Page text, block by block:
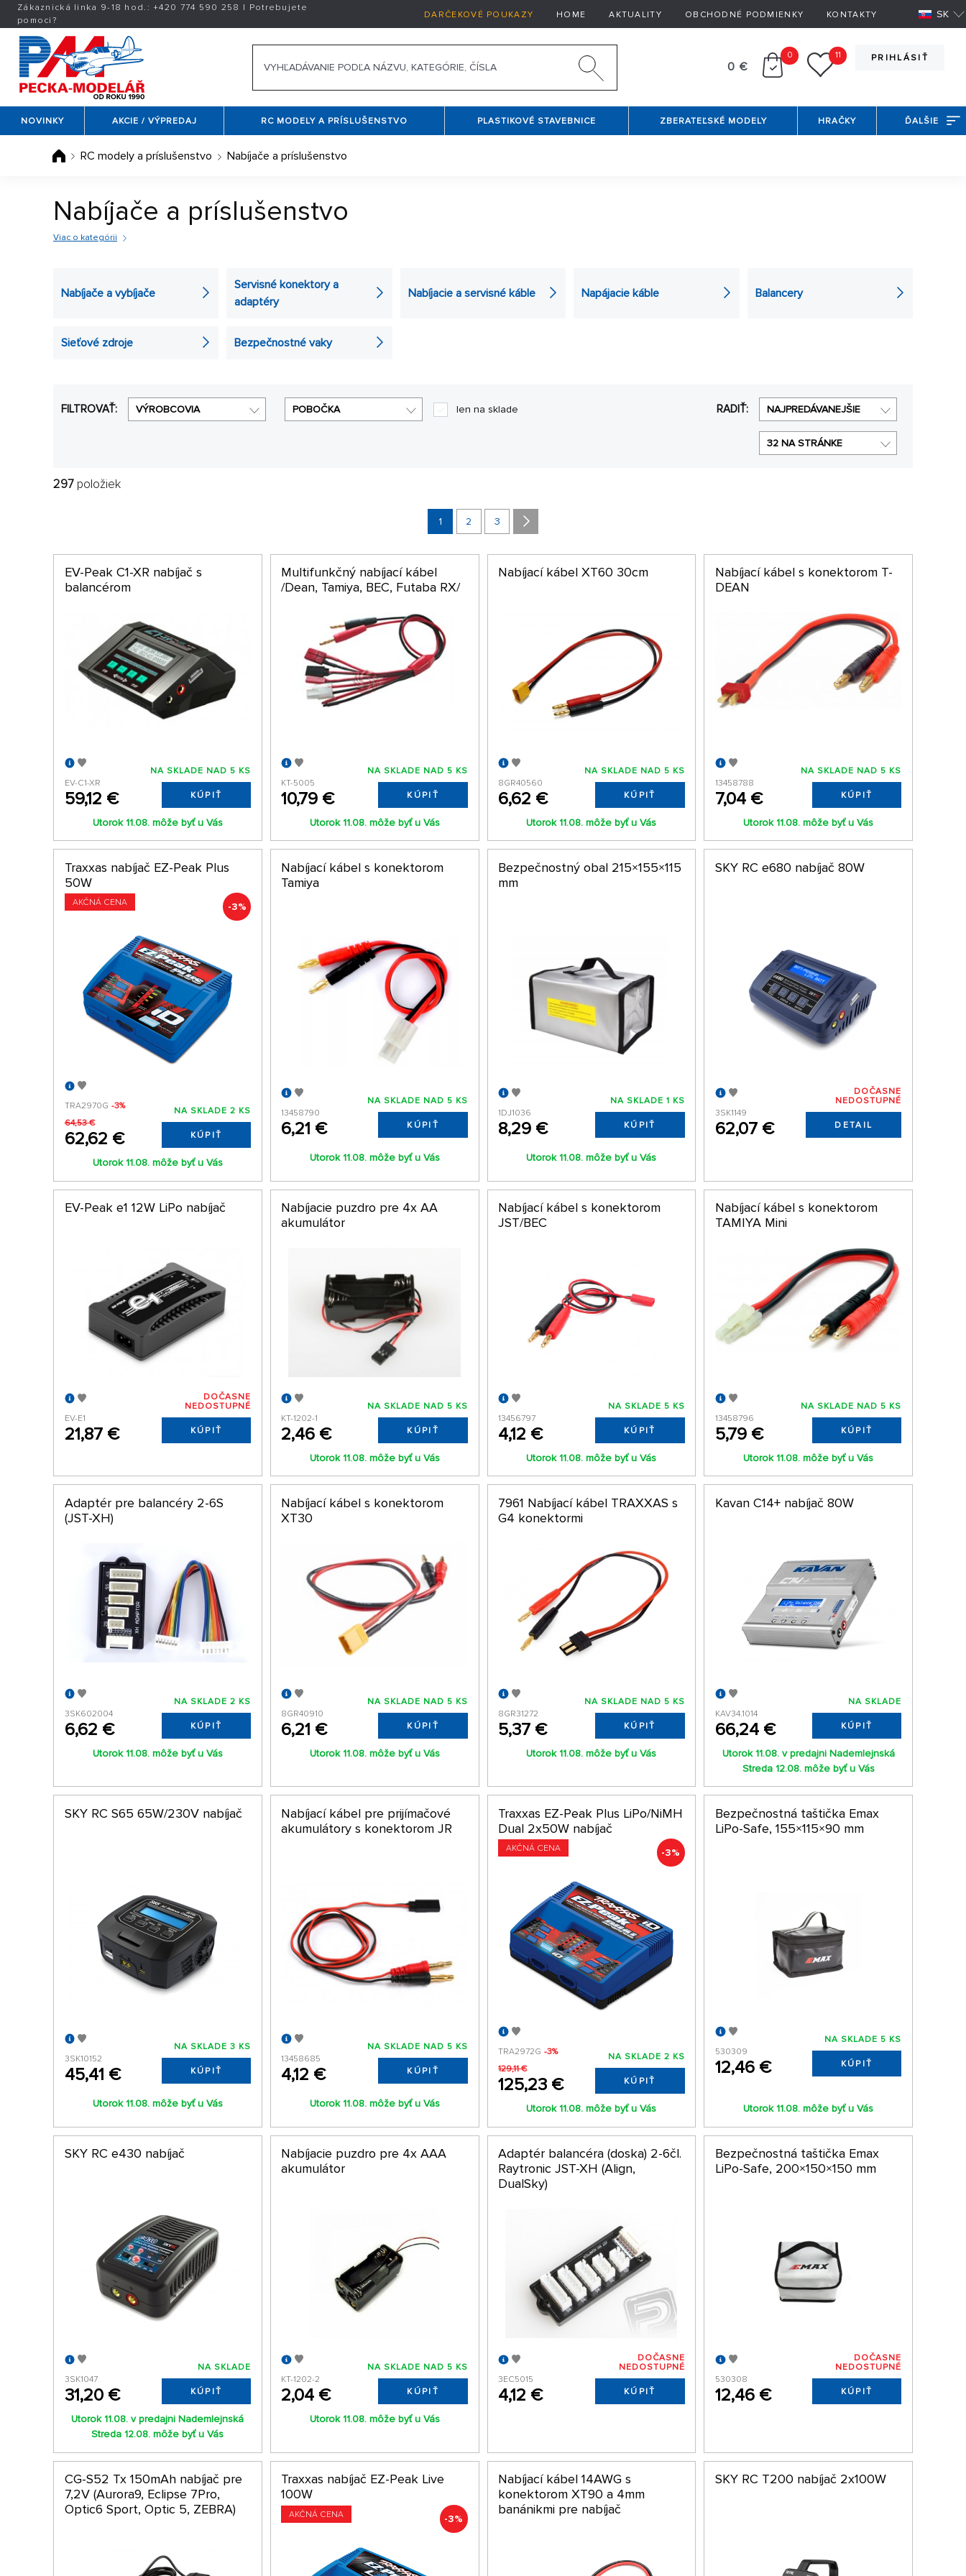
Zákaznická linka 9-18 hod.:+420 774 590 258 | Potrebujete
pomoci?
DARČEKOVÉ POUKAZY HOME AKTUALITY OBCHODNÉ PODMIENKY KONTAKTY SK
PRIHLÁSIŤ
0 €
0 11
NOVINKY AKCIE / VÝPREDAJ RC MODELY A PRÍSLUŠENSTVO PLASTIKOVÉ STAVEBNICE ZBERATEĽSKÉ MODELY HRAČKY ĎALŠIE
RC modely a príslušenstvo Nabíjače a príslušenstvo
Nabíjače a príslušenstvo
Viac o kategórii
nabíjaním akumulátorov. Ďalej v tejto sekcii nájdetebalancery , ktoré vyrovnávajú napätie na jednotlivých článkoch. Kúpte si do svojho modelu len to najlepšie.
Nabíjače a vybíjače
Servisné konektory a
adaptéry
Nabíjacie a servisné káble Napájacie káble Balancery
Sieťové zdroje Bezpečnostné vaky
FILTROVAŤ: VÝROBCOVIA POBOČKA len na sklade RADIŤ: NAJPREDÁVANEJŠIE
32 NA STRÁNKE
297 položiek
1 2 3
EV-Peak C1-XR nabíjač s
balancérom
EV-C1-XR
59,12 €
NA SKLADE NAD 5 KS
KÚPIŤ
Utorok 11.08. môže byť u Vás
Multifunkčný nabíjací kábel
/Dean, Tamiya, BEC, Futaba RX/
KT-5005
10,79 €
NA SKLADE NAD 5 KS
KÚPIŤ
Utorok 11.08. môže byť u Vás
Nabíjací kábel XT60 30cm
8GR40560
6,62 €
NA SKLADE NAD 5 KS
KÚPIŤ
Utorok 11.08. môže byť u Vás
Nabíjací kábel s konektorom T-
DEAN
13458788
7,04 €
NA SKLADE NAD 5 KS
KÚPIŤ
Utorok 11.08. môže byť u Vás
Traxxas nabíjač EZ-Peak Plus
50W
AKČNÁ CENA -3%
TRA2970G -3%
64,53 €
62,62 €
NA SKLADE 2 KS
KÚPIŤ
Utorok 11.08. môže byť u Vás
Nabíjací kábel s konektorom
Tamiya
13458790
6,21 €
NA SKLADE NAD 5 KS
KÚPIŤ
Utorok 11.08. môže byť u Vás
Bezpečnostný obal 215×155×115
mm
1DJ1036
8,29 €
NA SKLADE 1 KS
KÚPIŤ
Utorok 11.08. môže byť u Vás
SKY RC e680 nabíjač 80W
3SK1149
62,07 €
DOČASNE
NEDOSTUPNÉ
DETAIL
EV-Peak e1 12W LiPo nabíjač
EV-E1
21,87 €
DOČASNE
NEDOSTUPNÉ
KÚPIŤ
Nabíjacie puzdro pre 4x AA
akumulátor
KT-1202-1
2,46 €
NA SKLADE NAD 5 KS
KÚPIŤ
Utorok 11.08. môže byť u Vás
Nabíjací kábel s konektorom
JST/BEC
13456797
4,12 €
NA SKLADE 5 KS
KÚPIŤ
Utorok 11.08. môže byť u Vás
Nabíjací kábel s konektorom
TAMIYA Mini
13458796
5,79 €
NA SKLADE NAD 5 KS
KÚPIŤ
Utorok 11.08. môže byť u Vás
Adaptér pre balancéry 2-6S
(JST-XH)
3SK602004
6,62 €
NA SKLADE 2 KS
KÚPIŤ
Utorok 11.08. môže byť u Vás
Nabíjací kábel s konektorom
XT30
8GR40910
6,21 €
NA SKLADE NAD 5 KS
KÚPIŤ
Utorok 11.08. môže byť u Vás
7961 Nabíjací kábel TRAXXAS s
G4 konektormi
8GR31272
5,37 €
NA SKLADE NAD 5 KS
KÚPIŤ
Utorok 11.08. môže byť u Vás
Kavan C14+ nabíjač 80W
KAV34.1014
66,24 €
NA SKLADE
KÚPIŤ
Utorok 11.08. v predajni Nademlejnská
Streda 12.08. môže byť u Vás
SKY RC S65 65W/230V nabíjač
3SK10152
45,41 €
NA SKLADE 3 KS
KÚPIŤ
Utorok 11.08. môže byť u Vás
Nabíjací kábel pre prijímačové
akumulátory s konektorom JR
13458685
4,12 €
NA SKLADE NAD 5 KS
KÚPIŤ
Utorok 11.08. môže byť u Vás
Traxxas EZ-Peak Plus LiPo/NiMH
Dual 2x50W nabíjač
AKČNÁ CENA -3%
TRA2972G -3%
129,11 €
125,23 €
NA SKLADE 2 KS
KÚPIŤ
Utorok 11.08. môže byť u Vás
Bezpečnostná taštička Emax
LiPo-Safe, 155×115×90 mm
530309
12,46 €
NA SKLADE 5 KS
KÚPIŤ
Utorok 11.08. môže byť u Vás
SKY RC e430 nabíjač
3SK1047
31,20 €
NA SKLADE
KÚPIŤ
Utorok 11.08. v predajni Nademlejnská
Streda 12.08. môže byť u Vás
Nabíjacie puzdro pre 4x AAA
akumulátor
KT-1202-2
2,04 €
NA SKLADE NAD 5 KS
KÚPIŤ
Utorok 11.08. môže byť u Vás
Adaptér balancéra (doska) 2-6čl.
Raytronic JST-XH (Align,
DualSky)
3EC5015
4,12 €
DOČASNE
NEDOSTUPNÉ
KÚPIŤ
Bezpečnostná taštička Emax
LiPo-Safe, 200×150×150 mm
530308
12,46 €
DOČASNE
NEDOSTUPNÉ
KÚPIŤ
CG-S52 Tx 150mAh nabíjač pre
7,2V (Aurora9, Eclipse 7Pro,
Optic6 Sport, Optic 5, ZEBRA)
Traxxas nabíjač EZ-Peak Live
100W
AKČNÁ CENA -3%
Nabíjací kábel 14AWG s
konektorom XT90 a 4mm
banánikmi pre nabíjač
SKY RC T200 nabíjač 2x100W